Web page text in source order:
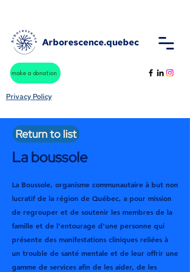
Arborescence.quebec
make a donation
Privacy Policy
Return to list
La boussole
La Boussole, organisme communautaire à but non
lucratif de la région de Québec, a pour mission
de regrouper et de soutenir les membres de la
famille et de l’entourage d’une personne qui
présente des manifestations cliniques reliées à
un trouble de santé mentale et de leur offrir une
gamme de services afin de les aider, de les